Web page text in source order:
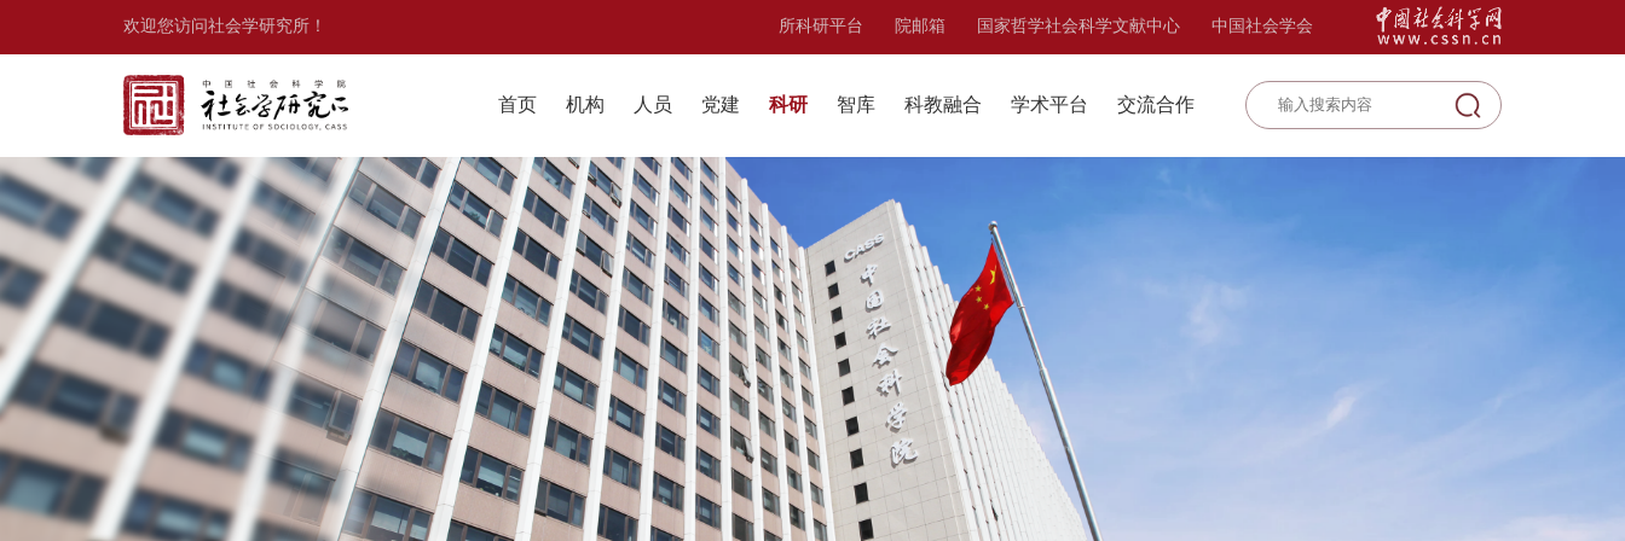
欢迎您访问社会学研究所！ 所科研平台 院邮箱 国家哲学社会科学文献中心 中国社会学会
首页 机构 人员 党建 科研 智库 科教融合 学术平台 交流合作